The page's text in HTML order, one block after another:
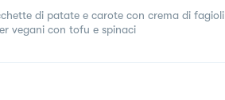
di patate e carote con crema di fagioli
vegani con tofu e spinaci